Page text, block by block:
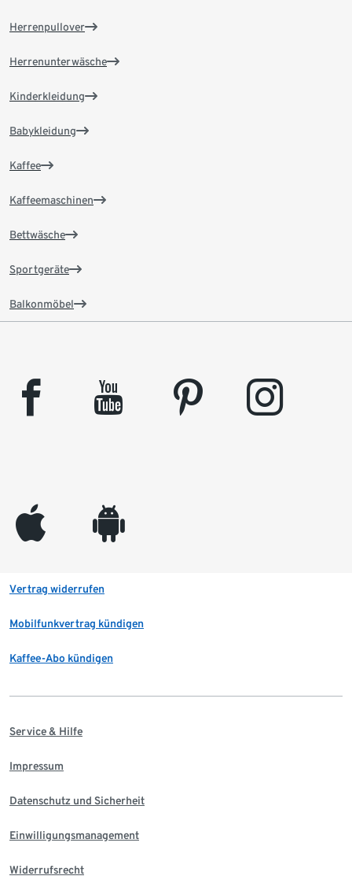
Herrenpullover
Herrenunterwäsche
Kinderkleidung
Babykleidung
Kaffee
Kaffeemaschinen
Bettwäsche
Sportgeräte
Balkonmöbel
facebook youtube pinterest instagram
appleinc android
Vertrag widerrufen
Mobilfunkvertrag kündigen
Kaffee-Abo kündigen
Service & Hilfe
Impressum
Datenschutz und Sicherheit
Einwilligungsmanagement
Widerrufsrecht